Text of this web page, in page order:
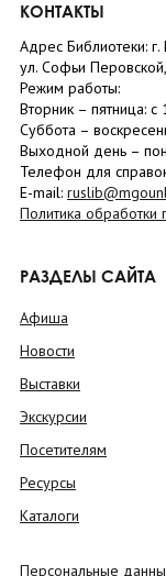
КОНТАКТЫ
Адрес Библиотеки:
ул. Софьи
Режим работы:
Вторник – пятница: с
Суббота – в
Выходной день –
Телефон для
E-mail:
Политика
РАЗДЕЛЫ САЙТА
Афиша
Новости
Выставки
Экскурсии
Посетителям
Ресурсы
Каталоги
Персональные